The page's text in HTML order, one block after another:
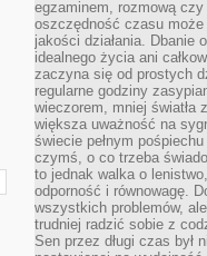
egzaminem, rozmową
oszczędność czasu
jakości działania. Dbanie
idealnego życia ani
zaczyna się od prostych
regularne godziny
wieczorem, mniej światła
większa uważność na
świecie pełnym
czymś, o co trzeba
to jednak walka o
odporność i równowagę.
wszystkich problemów,
trudniej radzić sobie z
Sen przez długi czas był